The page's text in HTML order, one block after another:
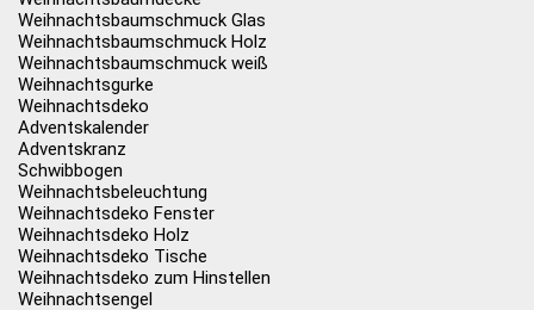
Weihnachtsbaumschmuck Glas
Weihnachtsbaumschmuck Holz
Weihnachtsbaumschmuck weiß
Weihnachtsgurke
Weihnachtsdeko
Adventskalender
Adventskranz
Schwibbogen
Weihnachtsbeleuchtung
Weihnachtsdeko Fenster
Weihnachtsdeko Holz
Weihnachtsdeko Tische
Weihnachtsdeko zum Hinstellen
Weihnachtsengel